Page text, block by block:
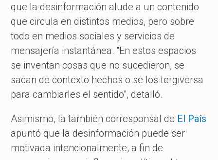
que la desinformación alude a un contenido
que circula en distintos medios, pero sobre
todo en medios sociales y servicios de
mensajería instantánea. “En estos espacios
se inventan cosas que no sucedieron, se
sacan de contexto hechos o se los tergiversa
para cambiarles el sentido”, detalló.
Asimismo, la también corresponsal de El País
apuntó que la desinformación puede ser
motivada intencionalmente, a fin de